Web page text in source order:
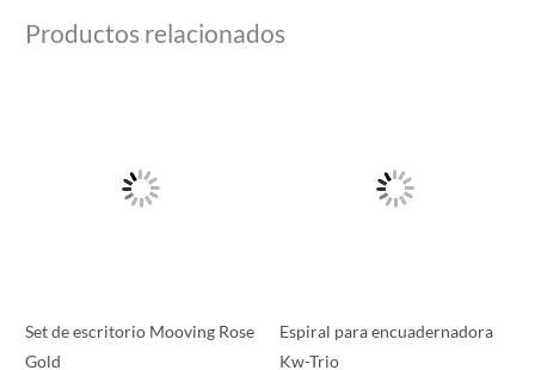
Productos relacionados
Set de escritorio Mooving Rose
Gold
Espiral para encuadernadora
Kw-Trio
pueden